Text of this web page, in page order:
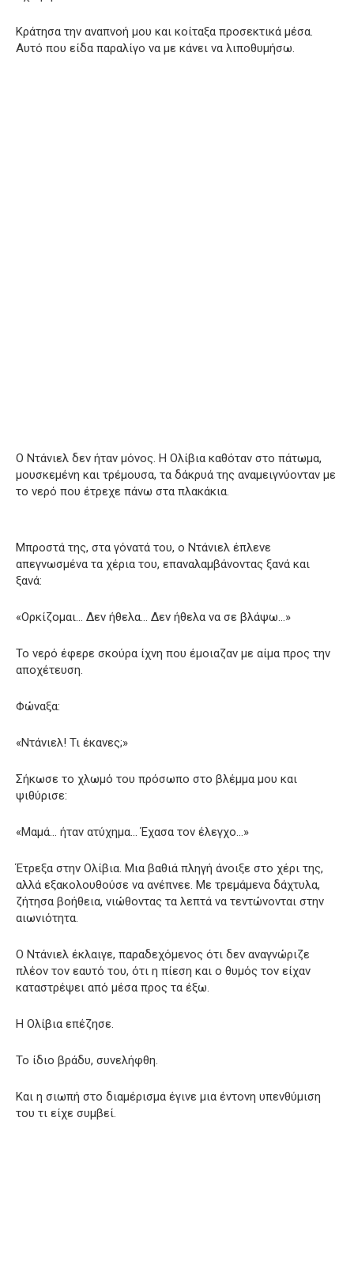
Κράτησα την αναπνοή μου και κοίταξα προσεκτικά μέσα.
Αυτό που είδα παραλίγο να με κάνει να λιποθυμήσω.
Ο Ντάνιελ δεν ήταν μόνος. Η Ολίβια καθόταν στο πάτωμα,
μουσκεμένη και τρέμουσα, τα δάκρυά της αναμειγνύονταν με
το νερό που έτρεχε πάνω στα πλακάκια.
Μπροστά της, στα γόνατά του, ο Ντάνιελ έπλενε
απεγνωσμένα τα χέρια του, επαναλαμβάνοντας ξανά και
ξανά:
«Ορκίζομαι… Δεν ήθελα… Δεν ήθελα να σε βλάψω…»
Το νερό έφερε σκούρα ίχνη που έμοιαζαν με αίμα προς την
αποχέτευση.
Φώναξα:
«Ντάνιελ! Τι έκανες;»
Σήκωσε το χλωμό του πρόσωπο στο βλέμμα μου και
ψιθύρισε:
«Μαμά… ήταν ατύχημα… Έχασα τον έλεγχο…»
Έτρεξα στην Ολίβια. Μια βαθιά πληγή άνοιξε στο χέρι της,
αλλά εξακολουθούσε να ανέπνεε. Με τρεμάμενα δάχτυλα,
ζήτησα βοήθεια, νιώθοντας τα λεπτά να τεντώνονται στην
αιωνιότητα.
Ο Ντάνιελ έκλαιγε, παραδεχόμενος ότι δεν αναγνώριζε
πλέον τον εαυτό του, ότι η πίεση και ο θυμός τον είχαν
καταστρέψει από μέσα προς τα έξω.
Η Ολίβια επέζησε.
Το ίδιο βράδυ, συνελήφθη.
Και η σιωπή στο διαμέρισμα έγινε μια έντονη υπενθύμιση
του τι είχε συμβεί.